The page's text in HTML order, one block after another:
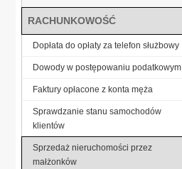
RACHUNKOWOŚĆ
Dopłata do opłaty za telefon służbowy
Dowody w postępowaniu podatkowym
Faktury opłacone z konta męża
Sprawdzanie stanu samochodów
klientów
Sprzedaż nieruchomości przez
małżonków